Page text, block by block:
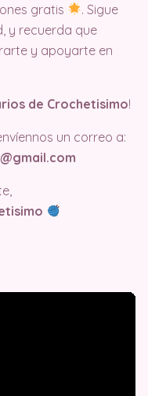
gratis
. Sigue
y recuerda que
y apoyarte en
de Crochetisimo!
un correo a: